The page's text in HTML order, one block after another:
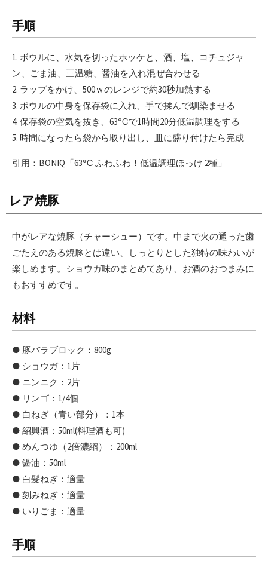
手順
1. ボウルに、水気を切ったホッケと、酒、塩、コチュジャ
ン、ごま油、三温糖、醤油を入れ混ぜ合わせる
2. ラップをかけ、500ｗのレンジで約30秒加熱する
3. ボウルの中身を保存袋に入れ、手で揉んで馴染ませる
4. 保存袋の空気を抜き、63℃で1時間20分低温調理をする
5. 時間になったら袋から取り出し、皿に盛り付けたら完成
引用：BONIQ「63℃ ふわふわ！低温調理ほっけ 2種」
レア焼豚
中がレアな焼豚（チャーシュー）です。中まで火の通った歯
ごたえのある焼豚とは違い、しっとりとした独特の味わいが
楽しめます。ショウガ味のまとめてあり、お酒のおつまみに
もおすすめです。
材料
● 豚バラブロック：800g
● ショウガ：1片
● ニンニク：2片
● リンゴ：1/4個
● 白ねぎ（青い部分）：1本
● 紹興酒：50ml(料理酒も可)
● めんつゆ（2倍濃縮）：200ml
● 醤油：50ml
● 白髪ねぎ：適量
● 刻みねぎ：適量
● いりごま：適量
手順